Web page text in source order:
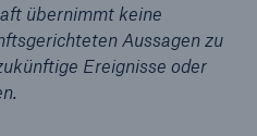
übernimmt keine
Aussagen zu
Ereignisse oder